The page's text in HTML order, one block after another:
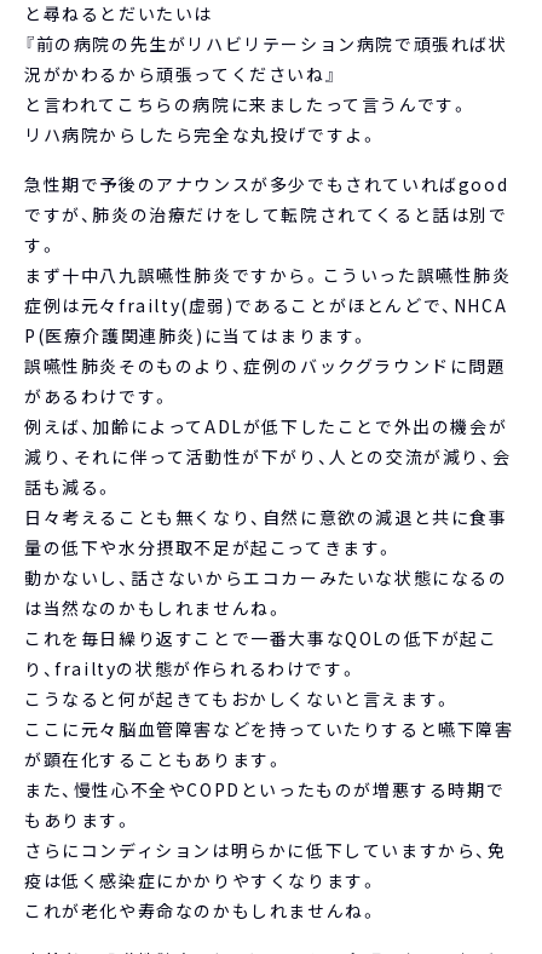
と尋ねるとだいたいは
『前の病院の先生がリハビリテーション病院で頑張れば状
況がかわるから頑張ってくださいね』
と言われてこちらの病院に来ましたって言うんです。
リハ病院からしたら完全な丸投げですよ。
急性期で予後のアナウンスが多少でもされていればgood
ですが、肺炎の治療だけをして転院されてくると話は別で
す。
まず十中八九誤嚥性肺炎ですから。こういった誤嚥性肺炎
症例は元々frailty(虚弱)であることがほとんどで、NHCA
P(医療介護関連肺炎)に当てはまります。
誤嚥性肺炎そのものより、症例のバックグラウンドに問題
があるわけです。
例えば、加齢によってADLが低下したことで外出の機会が
減り、それに伴って活動性が下がり、人との交流が減り、会
話も減る。
日々考えることも無くなり、自然に意欲の減退と共に食事
量の低下や水分摂取不足が起こってきます。
動かないし、話さないからエコカーみたいな状態になるの
は当然なのかもしれませんね。
これを毎日繰り返すことで一番大事なQOLの低下が起こ
り、frailtyの状態が作られるわけです。
こうなると何が起きてもおかしくないと言えます。
ここに元々脳血管障害などを持っていたりすると嚥下障害
が顕在化することもあります。
また、慢性心不全やCOPDといったものが増悪する時期で
もあります。
さらにコンディションは明らかに低下していますから、免
疫は低く感染症にかかりやすくなります。
これが老化や寿命なのかもしれませんね。